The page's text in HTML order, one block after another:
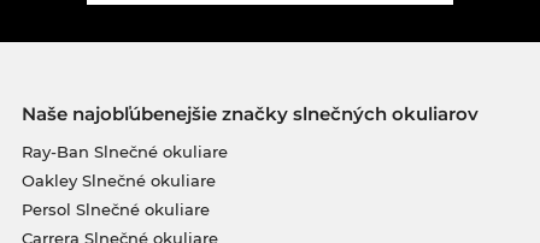
Naše najobľúbenejšie značky slnečných okuliarov
Ray-Ban Slnečné okuliare
Oakley Slnečné okuliare
Persol Slnečné okuliare
Carrera Slnečné okuliare